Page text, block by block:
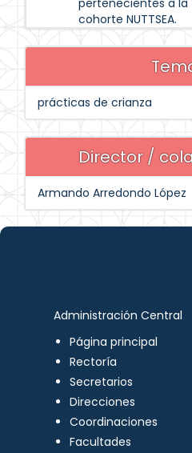
pertenecientes a la
cohorte NUTTSEA.
prácticas de crianza
Director /
Armando Arredondo López
Administración Central
Página principal
Rectoría
Secretarios
Direcciones
Coordinaciones
Facultades